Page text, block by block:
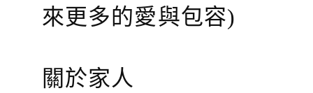
來更多的愛與包容)
關於家人